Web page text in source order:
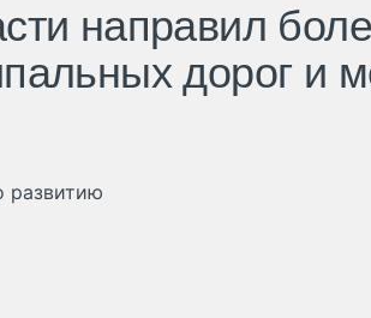
направил
дорог и
развитию